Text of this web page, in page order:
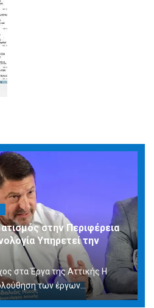
στην Περιφέρεια
Υπηρετεί την
στα Έργα της Αττικής Η
των έργων...